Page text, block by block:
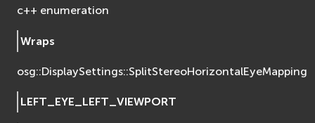
EVosgText
EVosgViewer
c++ enumeration
Wraps
osg::DisplaySettings::SplitStereoHorizontalEyeMapping
LEFT_EYE_LEFT_VIEWPORT